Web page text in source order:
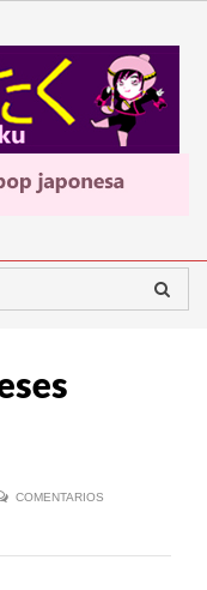
COMENTARIOS